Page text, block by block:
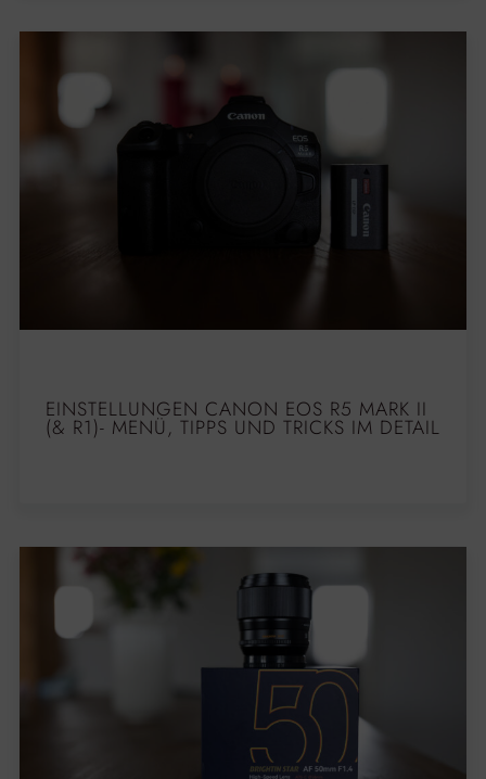
EINSTELLUNGEN CANON EOS R5 MARK II
(& R1)- MENÜ, TIPPS UND TRICKS IM DETAIL